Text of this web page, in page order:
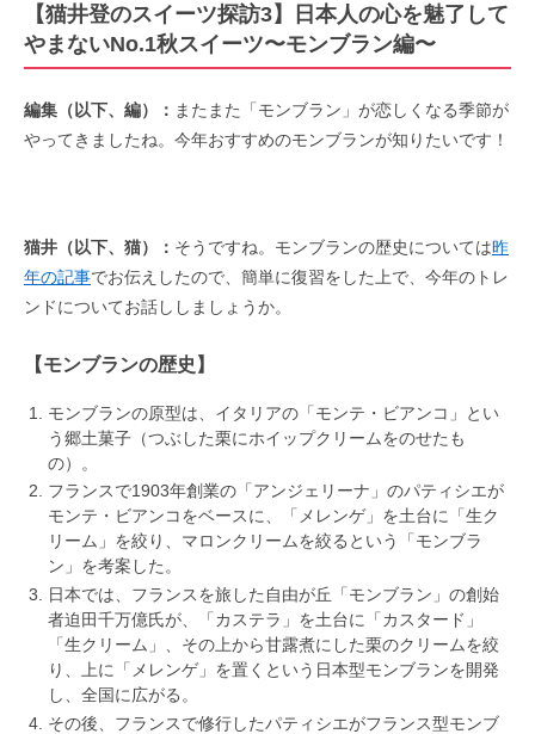
【猫井登のスイーツ探訪3】日本人の心を魅了して
やまないNo.1秋スイーツ〜モンブラン編〜
編集（以下、編）： またまた「モンブラン」が恋しくなる季節が
やってきましたね。今年おすすめのモンブランが知りたいです！
猫井（以下、猫）： そうですね。モンブランの歴史については昨
年の記事でお伝えしたので、簡単に復習をした上で、今年のトレ
ンドについてお話ししましょうか。
【モンブランの歴史】
モンブランの原型は、イタリアの「モンテ・ビアンコ」とい
う郷土菓子（つぶした栗にホイップクリームをのせたも
の）。
フランスで1903年創業の「アンジェリーナ」のパティシエが
モンテ・ビアンコをベースに、「メレンゲ」を土台に「生ク
リーム」を絞り、マロンクリームを絞るという「モンブラ
ン」を考案した。
日本では、フランスを旅した自由が丘「モンブラン」の創始
者迫田千万億氏が、「カステラ」を土台に「カスタード」
「生クリーム」、その上から甘露煮にした栗のクリームを絞
り、上に「メレンゲ」を置くという日本型モンブランを開発
し、全国に広がる。
その後、フランスで修行したパティシエがフランス型モンブ